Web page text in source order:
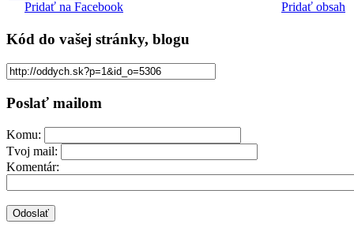
Pridať na Facebook
Pridať obsah
Kód do vašej stránky, blogu
Poslať mailom
Komu:
Tvoj mail:
Komentár: